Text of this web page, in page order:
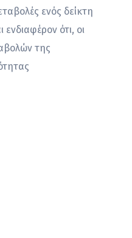
ενός δείκτη
ότι, οι
της